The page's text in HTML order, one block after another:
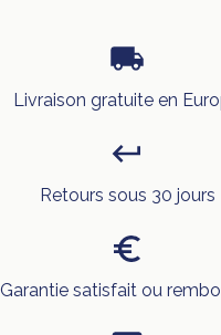
Livraison gratuite en
Retours sous 30 jours
Garantie satisfait ou